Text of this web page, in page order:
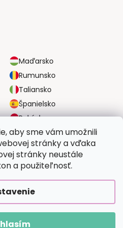
aby sme vám umožnili
stránky a vďaka
stránky neustále
a použiteľnosť.
Maďarsko
Rumunsko
Taliansko
Španielsko
Rakúsko
. Všetky práva vyhradené.